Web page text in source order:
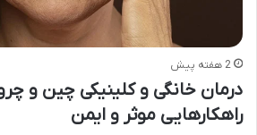
2 هفته پیش
درمان خانگی و کلینیکی چین و
راهکارهایی موثر و ایمن